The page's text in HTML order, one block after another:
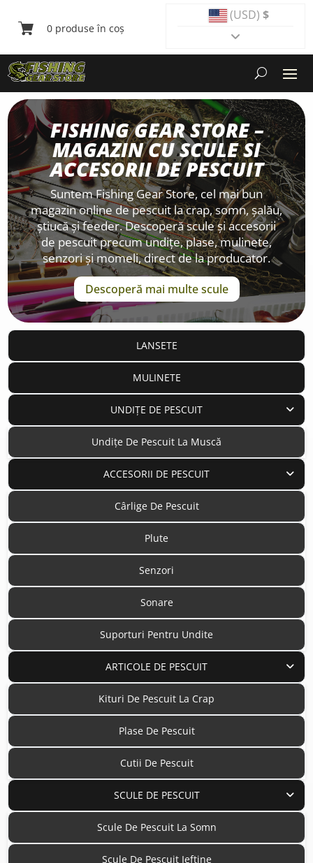
0 produse în coș
(USD) $
LANSETE
MULINETE
UNDIȚE DE PESCUIT
Undițe De Pescuit La Muscă
ACCESORII DE PESCUIT
Cârlige De Pescuit
Plute
Senzori
Sonare
Suporturi Pentru Undite
ARTICOLE DE PESCUIT
Kituri De Pescuit La Crap
Plase De Pescuit
Cutii De Pescuit
SCULE DE PESCUIT
Scule De Pescuit La Somn
Scule De Pescuit Ieftine
FISHING GEAR STORE –
MAGAZIN CU SCULE SI
ACCESORII DE PESCUIT
Suntem Fishing Gear Store, cel mai bun
magazin online de pescuit la crap, somn, șalău,
știucă și feeder. Descoperă scule și accesorii
de pescuit precum undițe, plase, mulinete,
senzori și momeli, direct de la producator.
Descoperă mai multe scule